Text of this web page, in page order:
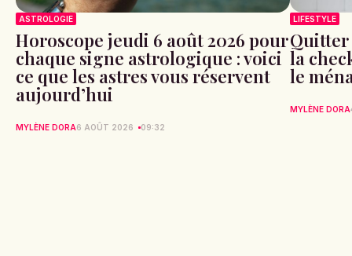
ASTROLOGIE
Horoscope jeudi 6 août 2026 pour
chaque signe astrologique : voici
ce que les astres vous réservent
aujourd’hui
MYLÈNE DORA6 AOÛT 2026 09:32
LIFESTYLE
Quitter
la
le
MYLÈNE DORA